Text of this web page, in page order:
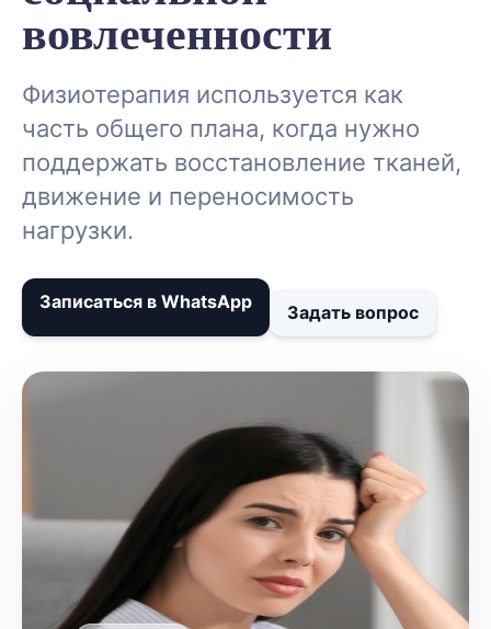
вовлеченности
Физиотерапия используется как
часть общего плана, когда нужно
поддержать восстановление тканей,
движение и переносимость
нагрузки.
Записаться в WhatsApp Задать вопрос